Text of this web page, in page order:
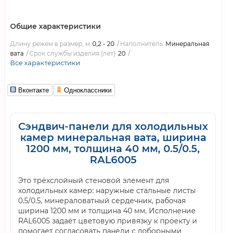
Общие характеристики
Длину режем в размер, м 0,2 - 20 Наполнитель Минеральная
вата
Срок службы изделия (лет) 20
Все характеристики
Вконтакте Одноклассники
Сэндвич-панели для холодильных
камер минеральная вата, ширина
1200 мм, толщина 40 мм, 0.5/0.5,
RAL6005
Это трёхслойный стеновой элемент для
холодильных камер: наружные стальные листы
0.5/0.5, минераловатный сердечник, рабочая
ширина 1200 мм и толщина 40 мм. Исполнение
RAL6005 задаёт цветовую привязку к проекту и
помогает согласовать панели с доборными